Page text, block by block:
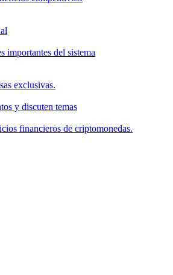
importantes del sistema
exclusivas.
y discuten temas
financieros de criptomonedas.